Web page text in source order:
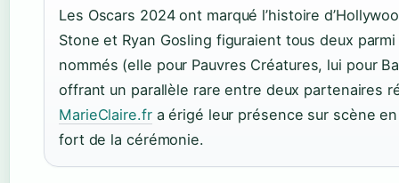
Les Oscars 2024 ont marqué l’histoire
Stone et Ryan Gosling figuraient tous deux
nommés (elle pour Pauvres Créatures, lui pour
offrant un parallèle rare entre deux partenaires
MarieClaire.fra érigé leur présence sur scène
fort de la cérémonie.